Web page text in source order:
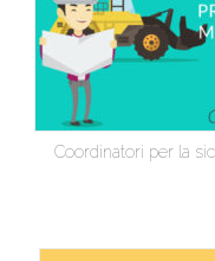
Coordinatori per la